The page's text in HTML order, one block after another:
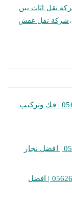
نقل اثاث بين
، شركة نقل عفش
فني تركيب مطابخ بالمدينة المنورة | 0562694961 | فك وتركيب
نجار تركيب غرف نوم بالمدينة المنورة | 0562694961 | افضل